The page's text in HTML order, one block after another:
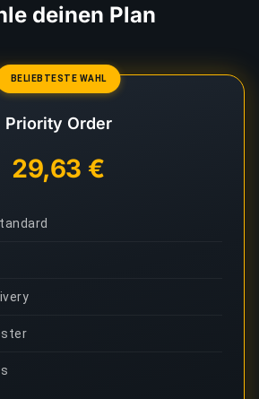
deinen Plan
BELIEBTESTE WAHL
Priority Order
29,63 €